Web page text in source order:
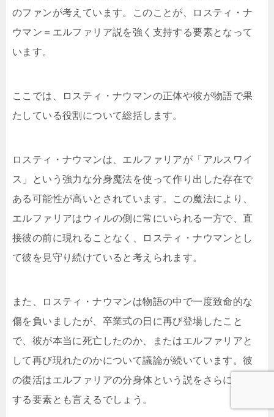
のファンが考えています。このことが、ロスティ・ナ
ウマン＝エルファリア説を強く支持する要素となって
います。
ここでは、ロスティ・ナウマンの正体や彼が物語で果
たしている役割について総括します。
ロスティ・ナウマンは、エルファリアが「アルスワイ
ス」という強力な分身魔法を使って作り出した存在で
ある可能性が高いとされています。この魔法により、
エルファリアはウィルの側に常にいられる一方で、直
接彼の前に現れることなく、ロスティ・ナウマンとし
て彼を見守り続けていると考えられます。
また、ロスティ・ナウマンは物語の中で一度致命的な
傷を負いましたが、卒業式の日に再び登場したこと
で、彼が本当に死亡したのか、またはエルファリアと
して再び現れたのかについて議論が続いています。彼
の復活はエルファリアの分身体という説をさらに補強
する要素とも言えるでしょう。